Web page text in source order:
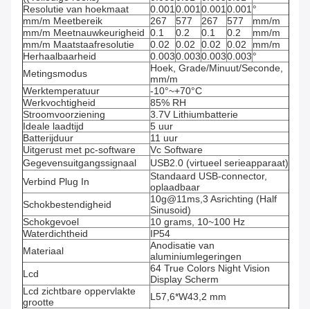
Resolutie van hoekmaat
0.0010.0010.0010.001°
mm/m Meetbereik
267 577 267 577
mm/m
mm/m Meetnauwkeurigheid 0.1 0.2 0.1 0.2
mm/m
mm/m Maatstaafresolutie
0.02 0.02 0.02 0.02
mm/m
Herhaalbaarheid
0.0030.0030.0030.003°
Metingsmodus
Hoek, Grade/Minuut/Seconde,
mm/m
Werktemperatuur
-10°~+70°C
Werkvochtigheid
85% RH
Stroomvoorziening
3.7V Lithiumbatterie
Ideale laadtijd
5 uur
Batterijduur
11 uur
Uitgerust met pc-software
Vc Software
Gegevensuitgangssignaal
USB2.0 (virtueel serieapparaat)
Verbind Plug In
Standaard USB-connector,
oplaadbaar
Schokbestendigheid
10g@11ms,3 Asrichting (Half
Sinusoid)
Schokgevoel
10 grams, 10~100 Hz
Waterdichtheid
IP54
Materiaal
Anodisatie van
aluminiumlegeringen
Lcd
64 True Colors Night Vision
Display Scherm
Lcd zichtbare oppervlakte
grootte
L57,6*W43,2 mm